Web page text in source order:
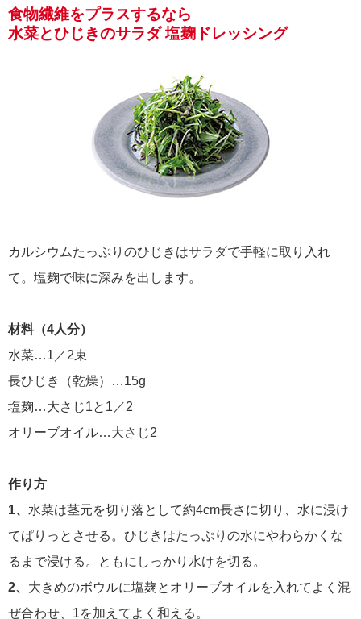
食物繊維をプラスするなら
水菜とひじきのサラダ 塩麹ドレッシング
カルシウムたっぷりのひじきはサラダで手軽に取り入れ
て。塩麹で味に深みを出します。
材料（4人分）
水菜…1／2束
長ひじき（乾燥）…15g
塩麹…大さじ1と1／2
オリーブオイル…大さじ2
作り方
1、 水菜は茎元を切り落として約4cm長さに切り、水に浸け
てぱりっとさせる。ひじきはたっぷりの水にやわらかくな
るまで浸ける。ともにしっかり水けを切る。
2、 大きめのボウルに塩麹とオリーブオイルを入れてよく混
ぜ合わせ、1を加えてよく和える。